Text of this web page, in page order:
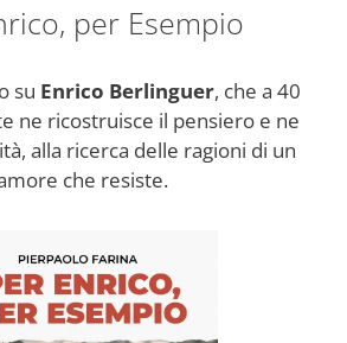
per Esempio
su Enrico Berlinguer, che a 40
ne ricostruisce il pensiero e ne
alla ricerca delle ragioni di un
che resiste.